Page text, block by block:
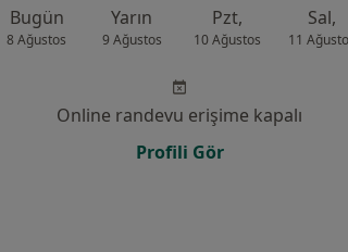
Bugün
8 Ağustos
Yarın
9 Ağustos
Pzt,
10 Ağustos
Sal,
11
Online randevu erişime kapalı
Profili Gör